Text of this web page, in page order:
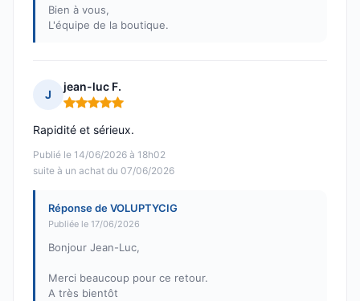
Bien à vous,
L'équipe de la boutique.
J
jean-luc F.
Note : 5 sur 5
Publié le 14/06/2026 à 18h02
suite à un achat du 07/06/2026
Rapidité et sérieux.
Réponse de VOLUPTYCIG
Publiée le 17/06/2026
Bonjour Jean-Luc,
Merci beaucoup pour ce retour.
A très bientôt